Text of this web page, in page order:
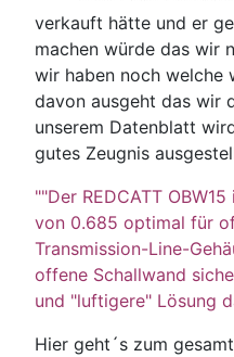
verkauft hätte und er
machen würde das wir
wir haben noch welche
davon ausgeht das wir
unserem Datenblatt
gutes Zeugnis
""Der REDCATT
von 0.685 optimal für
Transmission-Line-
offene Schallwand
und "luftigere" Lösung
Hier geht´s zum